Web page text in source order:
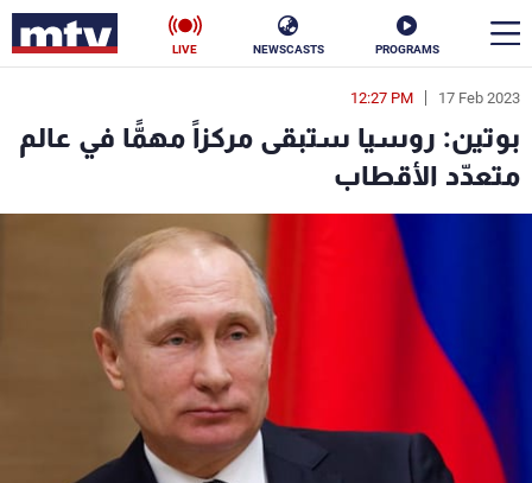
PROGRAMS
NEWSCASTS
LIVE
17 Feb 2023
12:27 PM
بوتين: روسيا ستبقى مركزاً مهمًّا في عالم
متعدّد الأقطاب
en
الأخبار
سياسة ناس
فن
رياضة
كأس العالم